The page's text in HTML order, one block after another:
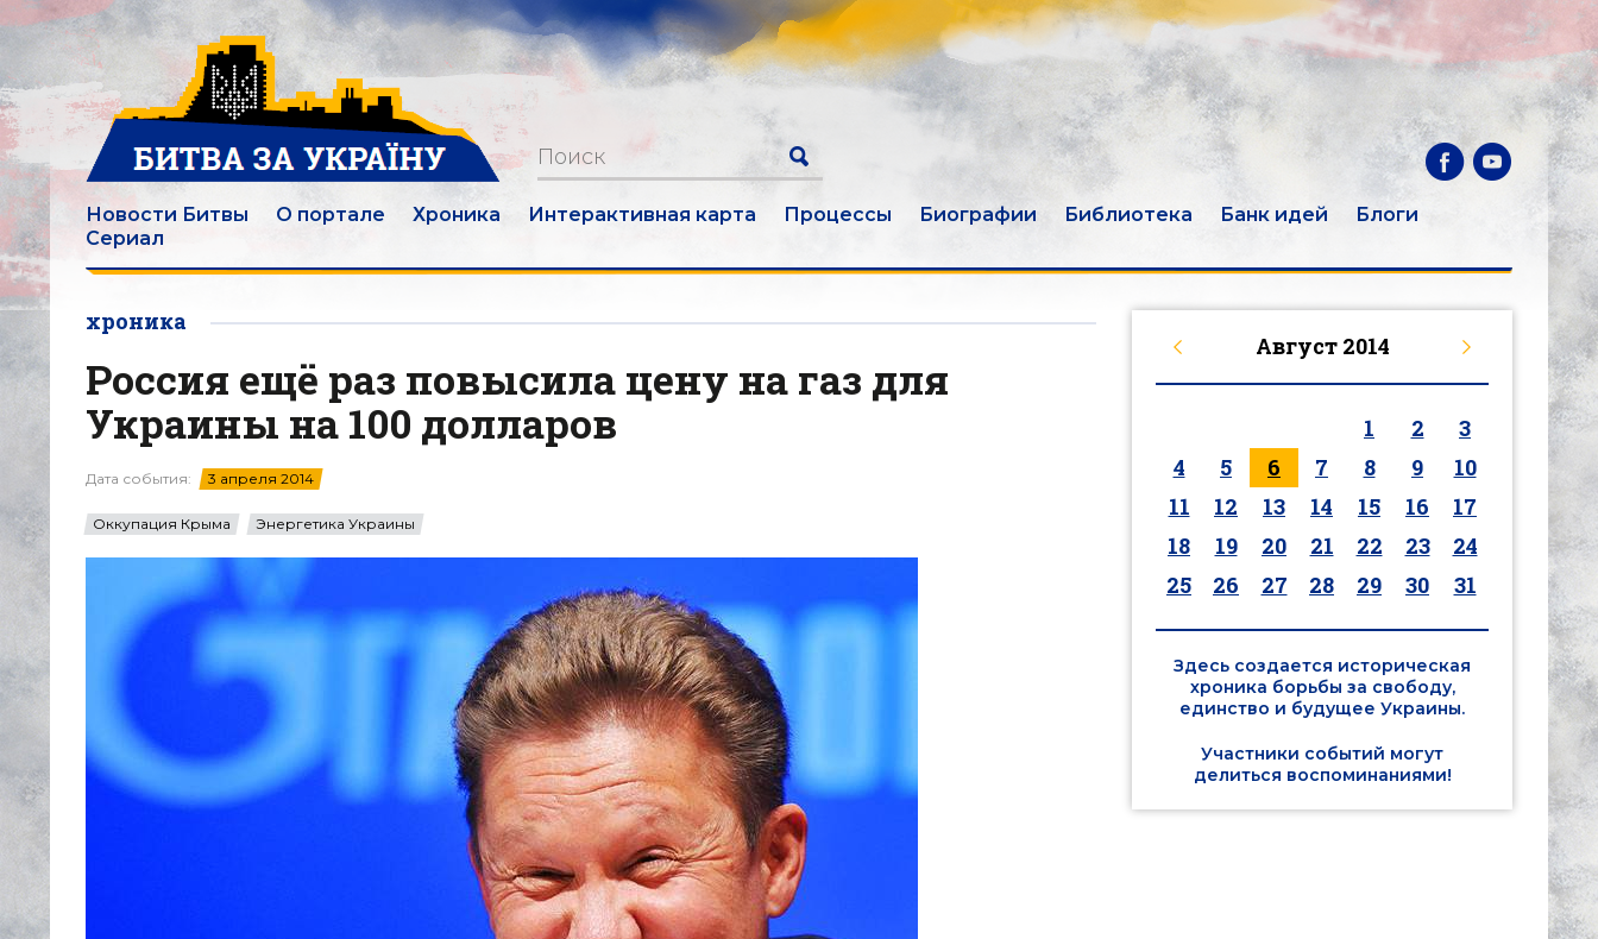
Новости Битвы О портале Хроника Интерактивная карта Процессы Биографии Библиотека Банк идей
Блоги
Сериал
хроника
Россия ещё раз повысила цену на газ для
Украины на 100 долларов
Дата события: 3 апреля 2014
Оккупация Крыма Энергетика Украины
Август 2014
1 2
3
4
5 6 7 8 9
10
11
12 13 14 15 16
17
18
19 20 21 22 23
24
25
26 27 28 29 30 31
Здесь создается историческая
хроника борьбы за свободу,
единство и будущее Украины.
Участники событий могут
делиться воспоминаниями!